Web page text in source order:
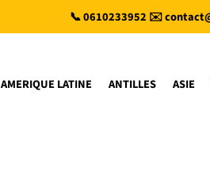
📞 0610233952 ✉️
AMERIQUE LATINE ANTILLES ASIE